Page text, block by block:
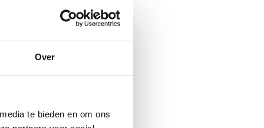
Over
te bieden en om ons